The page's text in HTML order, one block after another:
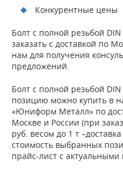
Конкурентные цены
Болт с полной резьбой
заказать с доставкой по
нам для получения
предложений.
Болт с полной резьбой
позицию можно купить в
«Юниформ Металл» по
Москве и России (при
руб. весом до 1 т
стоимость выбранных
прайс-лист с